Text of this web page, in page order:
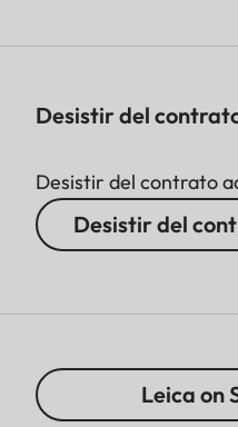
Desistir del
Desistir del contrato
Desistir del
Leica on